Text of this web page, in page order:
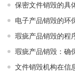
保密文件销毁的具
电子产品销毁的环
瑕疵产品销毁的程
瑕疵产品销毁：确
文件销毁机构在信